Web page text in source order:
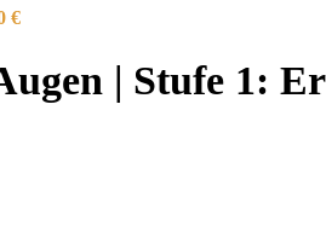
€
| Stufe 1: